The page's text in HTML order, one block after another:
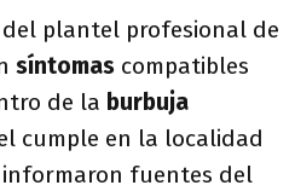
del plantel profesional de
síntomas compatibles
de la burbuja
cumple en la localidad
informaron fuentes del